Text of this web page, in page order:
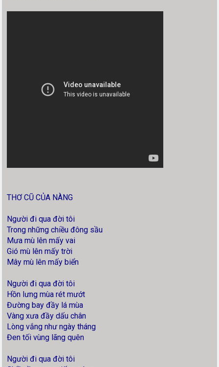
THƠ CŨ CỦA NÀNG
Người đi qua đời tôi
Trong những chiều đông sầu
Mưa mù lên mấy vai
Gió mù lên mấy trời
Mây mù lên mấy biển
Người đi qua đời tôi
Hồn lưng mùa rét mướt
Đường bay đầy lá mùa
Vàng xưa đầy dấu chân
Lòng vắng như ngày tháng
Đen tối vùng lãng quên
Người đi qua đời tôi